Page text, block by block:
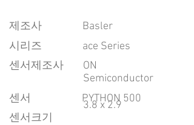
​제조사
시리즈
ace Series
센서제조사
ON
Semiconductor
센서
PYTHON 500
센서크기
Basler
3.8 x 2.9